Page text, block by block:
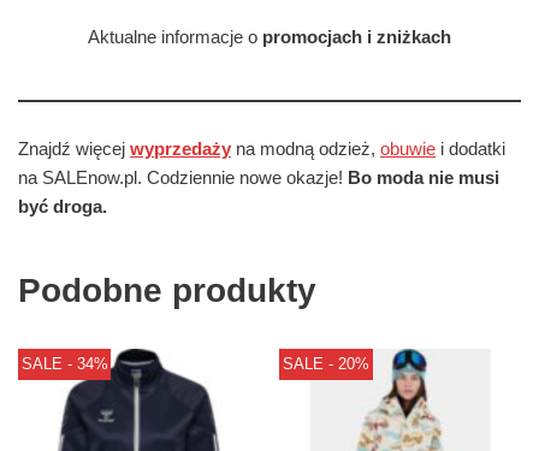
Aktualne informacje o promocjach i zniżkach
Znajdź więcej wyprzedaży na modną odzież, obuwie i dodatki
na SALEnow.pl. Codziennie nowe okazje! Bo moda nie musi
być droga.
Podobne produkty
SALE - 34% SALE - 20%